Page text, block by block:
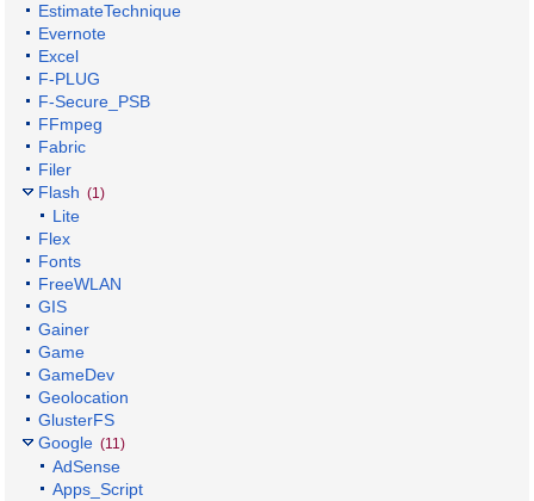
EstimateTechnique
Evernote
Excel
F-PLUG
F-Secure_PSB
FFmpeg
Fabric
Filer
Flash (1)
Lite
Flex
Fonts
FreeWLAN
GIS
Gainer
Game
GameDev
Geolocation
GlusterFS
Google (11)
AdSense
Apps_Script